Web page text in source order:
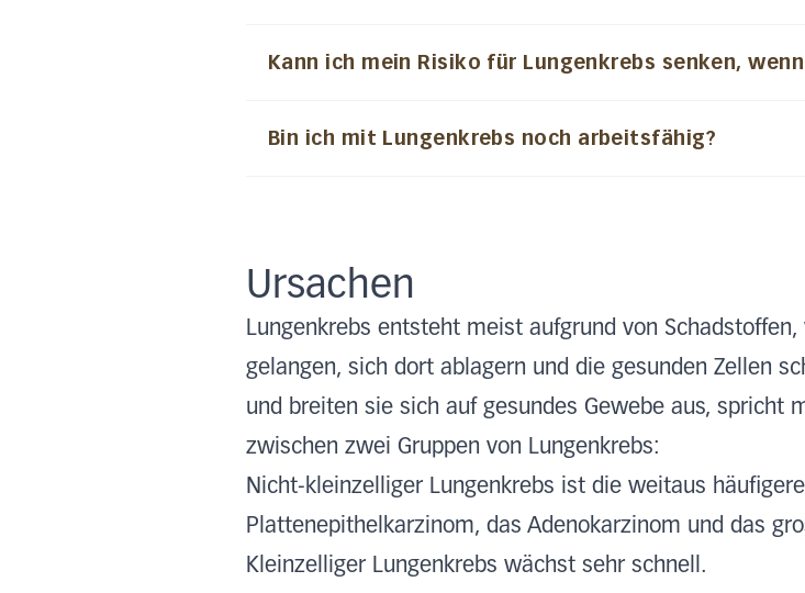
Kann ich mein Risiko für Lungenkrebs senken,
Bin ich mit Lungenkrebs noch arbeitsfähig?
Ursachen
Lungenkrebs entsteht meist aufgrund von
gelangen, sich dort ablagern und die gesunden Zellen
und breiten sie sich auf gesundes Gewebe aus, spricht
zwischen zwei Gruppen von Lungenkrebs:
Nicht-kleinzelliger Lungenkrebs ist die weitaus
Plattenepithelkarzinom, das Adenokarzinom und das
Kleinzelliger Lungenkrebs wächst sehr schnell.